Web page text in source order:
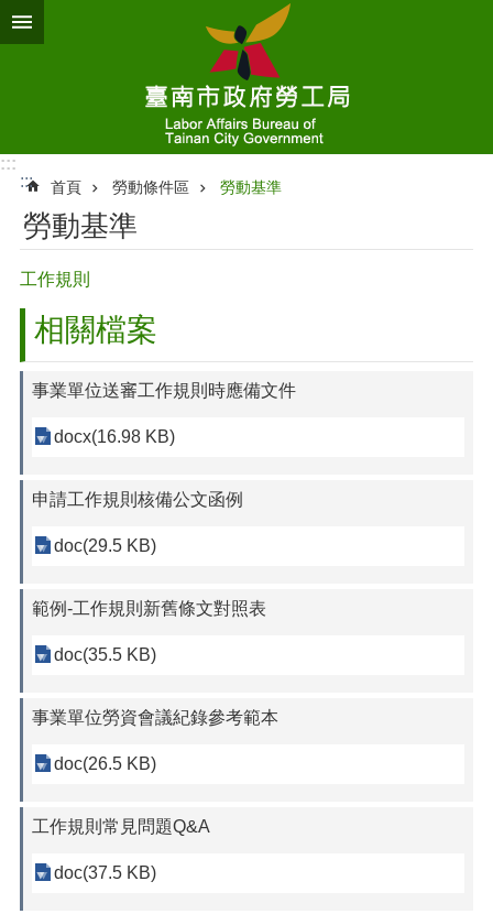
跳到主要內容區塊
:::
:::
首頁 勞動條件區 勞動基準
勞動基準
工作規則
相關檔案
事業單位送審工作規則時應備文件
docx(16.98 KB)
申請工作規則核備公文函例
doc(29.5 KB)
範例-工作規則新舊條文對照表
doc(35.5 KB)
事業單位勞資會議紀錄參考範本
doc(26.5 KB)
工作規則常見問題Q&A
doc(37.5 KB)